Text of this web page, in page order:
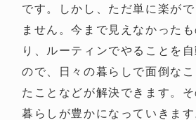
です。しかし、ただ単に楽が
ません。今まで見えなかった
り、ルーティンでやることを
ので、日々の暮らしで面倒な
たことなどが解決できます。
暮らしが豊かになっていきま